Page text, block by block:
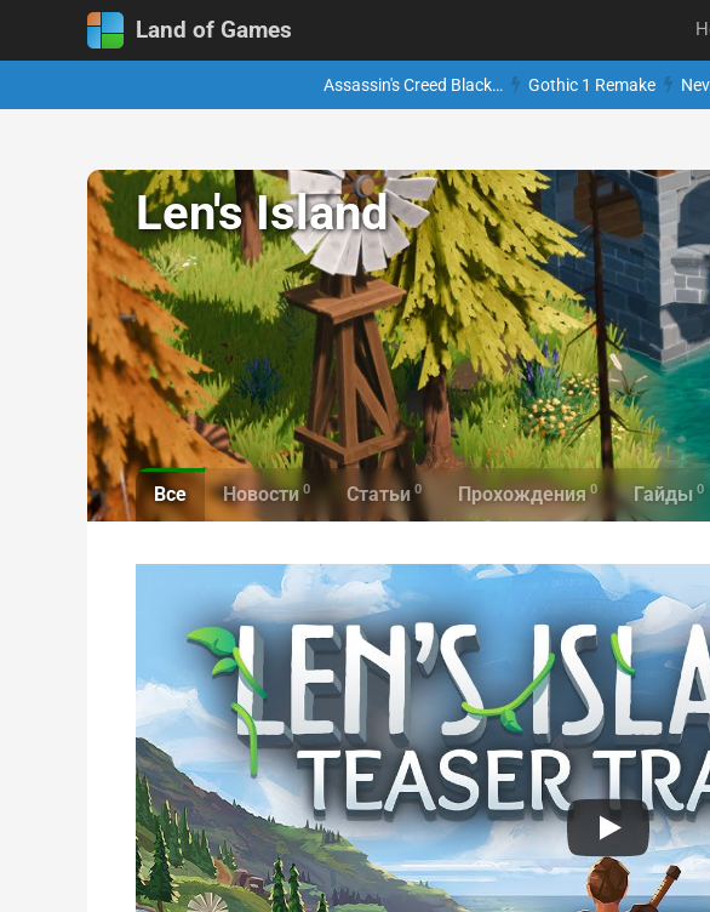
Land of Games
Assassin's Creed Black… Gothic 1 Remake
Len's Island
Все Новости 0 Статьи 0 Прохождения 0 Гайды 0